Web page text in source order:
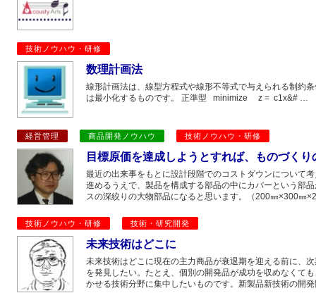
技術ノウハウ・研修
数理計画法
線形計画法は、線型方程式や線形不等式で与えられる制約
は最小化するものです。 正準型 minimize z = c1x&# …
経営管理 商品開発ノウハウ 技術ノウハウ・研修
目標原価を達成しようとすれば、ものづく
最近の出来事をもとに設計段階でのコストダウンについて
進めるうえで、製品を構成する部品の中にカバーという部
スの深絞りの大物部品になると思います。（200㎜×300㎜
技術ノウハウ・研修 技術・研究開発
未来技術はどこに
未来技術はどこに現在の主力商品が衰退期を迎える前に、
を発見したい。たとえ、個別の開発品が成功を収めなくて
かせる技術分野に集中したいものです。新製品新技術の開